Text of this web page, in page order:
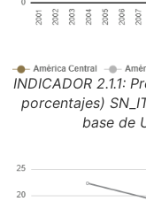
INDICADOR 2.1.1:
porcentajes)
base de